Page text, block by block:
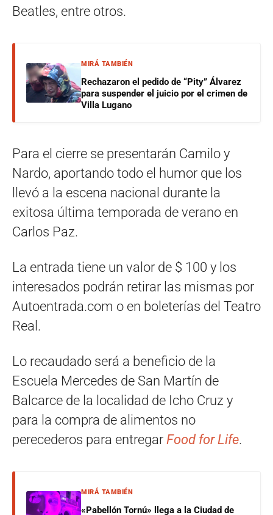
Beatles, entre otros.
MIRÁ TAMBIÉN
Rechazaron el pedido de “Pity” Álvarez
para suspender el juicio por el crimen de
Villa Lugano
Para el cierre se presentarán Camilo y
Nardo, aportando todo el humor que los
llevó a la escena nacional durante la
exitosa última temporada de verano en
Carlos Paz.
La entrada tiene un valor de $ 100 y los
interesados podrán retirar las mismas por
Autoentrada.com o en boleterías del Teatro
Real.
Lo recaudado será a beneficio de la
Escuela Mercedes de San Martín de
Balcarce de la localidad de Icho Cruz y
para la compra de alimentos no
perecederos para entregar Food for Life.
MIRÁ TAMBIÉN
«Pabellón Tornú» llega a la Ciudad de